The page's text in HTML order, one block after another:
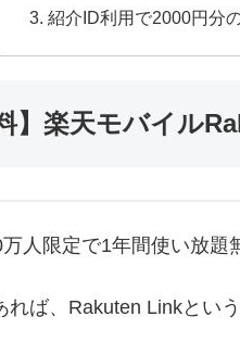
紹介ID利用で2000円分
】楽天モバイル
人限定で1年間使い放
れば、Rakuten Linkとい